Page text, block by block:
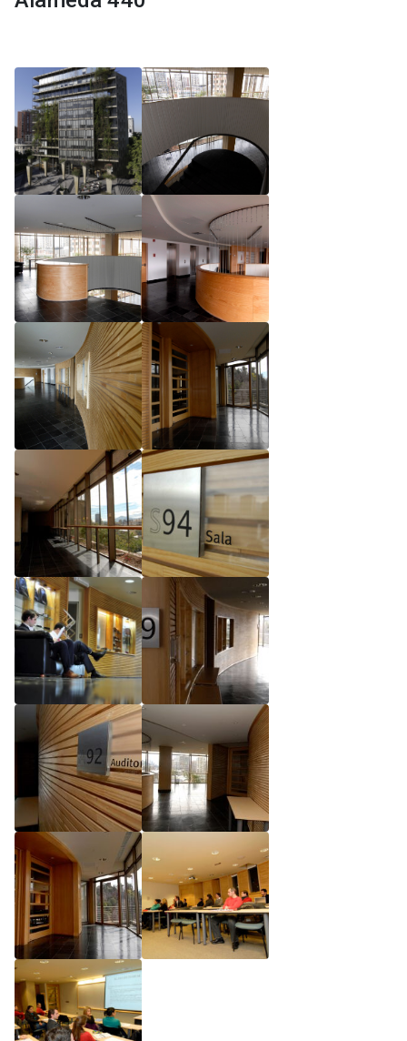
Reglamento de Magíster, Pontificia Universidad
Universidad Católica de Chile
Reglamento de Magíster, Pontificia Universidad
Católica de Chile LLM UC 2025
Reglamento de Seminarios de Graduación
Programa de Magíster en Derecho, LLM 2025